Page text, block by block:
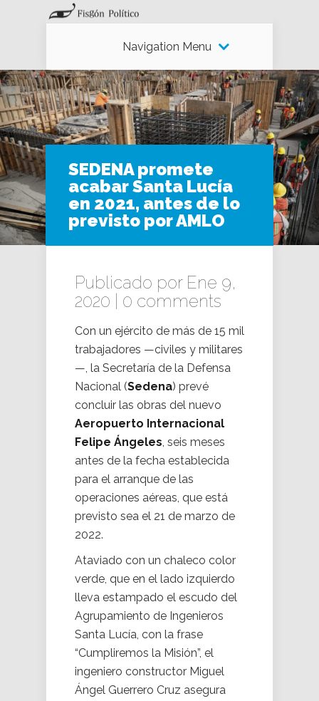
Navigation Menu
SEDENA promete
acabar Santa Lucía
en 2021, antes de lo
previsto por AMLO
Publicado por Ene 9,
2020 | 0 comments
Con un ejército de más de 15 mil
trabajadores —civiles y militares
—, la Secretaría de la Defensa
Nacional (Sedena) prevé
concluir las obras del nuevo
Aeropuerto Internacional
Felipe Ángeles, seis meses
antes de la fecha establecida
para el arranque de las
operaciones aéreas, que está
previsto sea el 21 de marzo de
2022.
Ataviado con un chaleco color
verde, que en el lado izquierdo
lleva estampado el escudo del
Agrupamiento de Ingenieros
Santa Lucía, con la frase
“Cumpliremos la Misión”, el
ingeniero constructor Miguel
Ángel Guerrero Cruz asegura